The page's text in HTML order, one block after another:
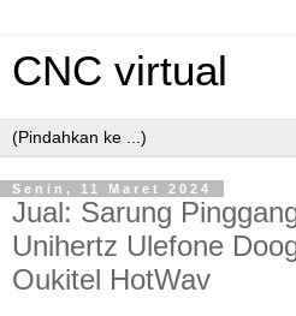
CNC virtual
Senin, 11 Maret 2024
Jual: Sarung
Unihertz Ulefone
Oukitel HotWav